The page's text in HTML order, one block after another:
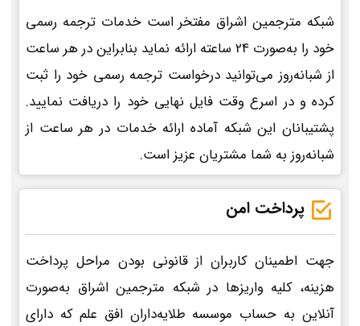
شبکه مترجمین اشراق مفتخر است خدمات ترجمه رسمی
خود را به‌صورت 24 ساعته ارائه نماید بنابراین در هر ساعت
از شبانه‌روز می‌توانید درخواست ترجمه رسمی خود را ثبت
کرده و در اسرع وقت فایل نهایی خود را دریافت نمایید.
پشتیبانان این شبکه آماده ارائه خدمات در هر ساعت از
شبانه‌روز به شما مشتریان عزیز است.
پرداخت امن
جهت اطمینان کاربران از قانونی بودن مراحل پرداخت
هزینه، کلیه واریزها در شبکه مترجمین اشراق به‌صورت
آنلاین به حساب موسسه طلایه‌داران افق علم که دارای